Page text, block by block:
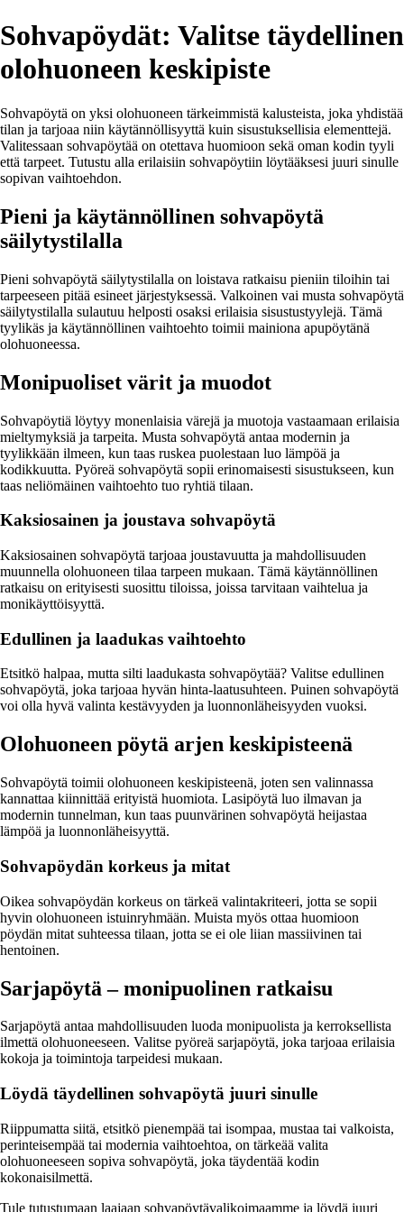
Sohvapöydät: Valitse täydellinen
olohuoneen keskipiste
Sohvapöytä on yksi olohuoneen tärkeimmistä kalusteista, joka yhdistää
tilan ja tarjoaa niin käytännöllisyyttä kuin sisustuksellisia elementtejä.
Valitessaan sohvapöytää on otettava huomioon sekä oman kodin tyyli
että tarpeet. Tutustu alla erilaisiin sohvapöytiin löytääksesi juuri sinulle
sopivan vaihtoehdon.
Pieni ja käytännöllinen sohvapöytä
säilytystilalla
Pieni sohvapöytä säilytystilalla on loistava ratkaisu pieniin tiloihin tai
tarpeeseen pitää esineet järjestyksessä. Valkoinen vai musta sohvapöytä
säilytystilalla sulautuu helposti osaksi erilaisia sisustustyylejä. Tämä
tyylikäs ja käytännöllinen vaihtoehto toimii mainiona apupöytänä
olohuoneessa.
Monipuoliset värit ja muodot
Sohvapöytiä löytyy monenlaisia värejä ja muotoja vastaamaan erilaisia
mieltymyksiä ja tarpeita. Musta sohvapöytä antaa modernin ja
tyylikkään ilmeen, kun taas ruskea puolestaan luo lämpöä ja
kodikkuutta. Pyöreä sohvapöytä sopii erinomaisesti sisustukseen, kun
taas neliömäinen vaihtoehto tuo ryhtiä tilaan.
Kaksiosainen ja joustava sohvapöytä
Kaksiosainen sohvapöytä tarjoaa joustavuutta ja mahdollisuuden
muunnella olohuoneen tilaa tarpeen mukaan. Tämä käytännöllinen
ratkaisu on erityisesti suosittu tiloissa, joissa tarvitaan vaihtelua ja
monikäyttöisyyttä.
Edullinen ja laadukas vaihtoehto
Etsitkö halpaa, mutta silti laadukasta sohvapöytää? Valitse edullinen
sohvapöytä, joka tarjoaa hyvän hinta-laatusuhteen. Puinen sohvapöytä
voi olla hyvä valinta kestävyyden ja luonnonläheisyyden vuoksi.
Olohuoneen pöytä arjen keskipisteenä
Sohvapöytä toimii olohuoneen keskipisteenä, joten sen valinnassa
kannattaa kiinnittää erityistä huomiota. Lasipöytä luo ilmavan ja
modernin tunnelman, kun taas puunvärinen sohvapöytä heijastaa
lämpöä ja luonnonläheisyyttä.
Sohvapöydän korkeus ja mitat
Oikea sohvapöydän korkeus on tärkeä valintakriteeri, jotta se sopii
hyvin olohuoneen istuinryhmään. Muista myös ottaa huomioon
pöydän mitat suhteessa tilaan, jotta se ei ole liian massiivinen tai
hentoinen.
Sarjapöytä – monipuolinen ratkaisu
Sarjapöytä antaa mahdollisuuden luoda monipuolista ja kerroksellista
ilmettä olohuoneeseen. Valitse pyöreä sarjapöytä, joka tarjoaa erilaisia
kokoja ja toimintoja tarpeidesi mukaan.
Löydä täydellinen sohvapöytä juuri sinulle
Riippumatta siitä, etsitkö pienempää tai isompaa, mustaa tai valkoista,
perinteisempää tai modernia vaihtoehtoa, on tärkeää valita
olohuoneeseen sopiva sohvapöytä, joka täydentää kodin
kokonaisilmettä.
Tule tutustumaan laajaan sohvapöytävalikoimaamme ja löydä juuri